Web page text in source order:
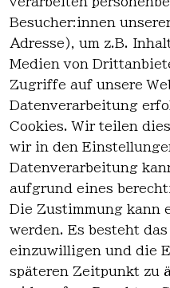
Besucher:innen
Adresse), um z.B.
Medien von
Zugriffe auf unsere
Datenverarbeitung
Cookies. Wir teilen
wir in den
Datenverarbeitung
aufgrund eines
Die Zustimmung kann
werden. Es besteht
einzuwilligen und die
späteren Zeitpunkt zu
es
AGB
Datenschutz
Kontakt
Kontakt